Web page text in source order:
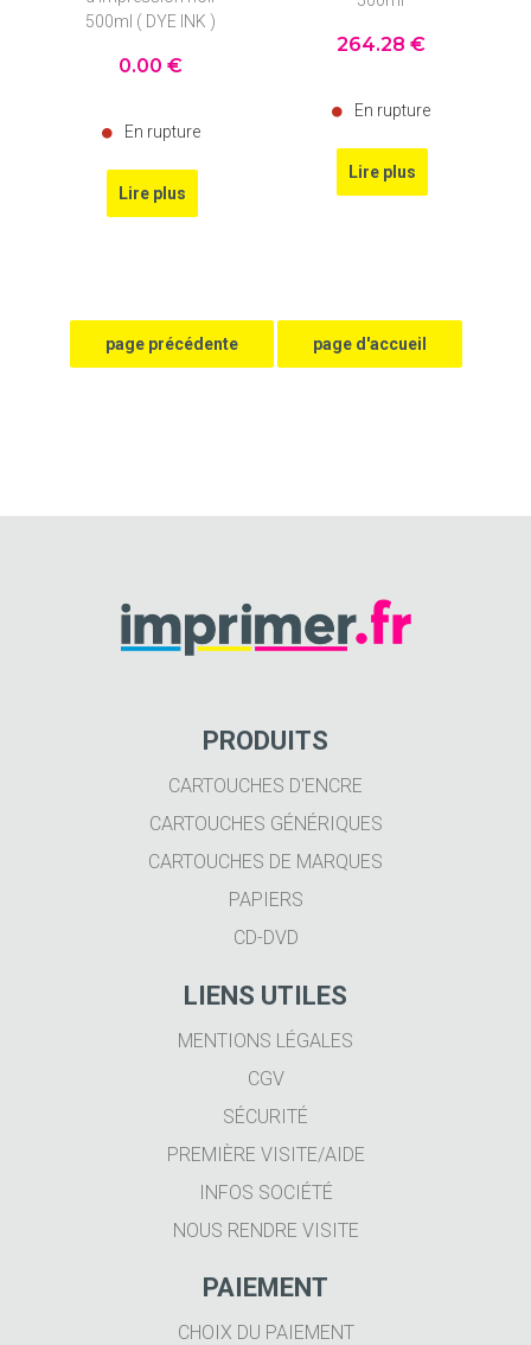
500ml ( DYE INK )
0.00 €
En rupture
264.28 €
En rupture
PRODUITS
CARTOUCHES D'ENCRE
CARTOUCHES GÉNÉRIQUES
CARTOUCHES DE MARQUES
PAPIERS
CD-DVD
LIENS UTILES
MENTIONS LÉGALES
CGV
SÉCURITÉ
PREMIÈRE VISITE/AIDE
INFOS SOCIÉTÉ
NOUS RENDRE VISITE
PAIEMENT
CHOIX DU PAIEMENT